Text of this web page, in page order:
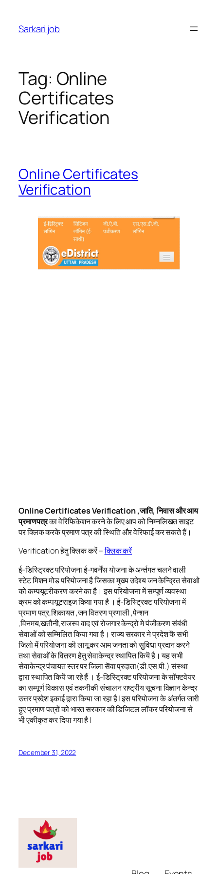
Sarkari job
Tag: Online
Certificates
Verification
Online Certificates
Verification
Online Certificates Verification ,जाति, निवास और आय
प्रमाणपत्रका वेरिफिकेशन करने के लिए आप को निम्नलिखत साइट
पर क्लिक करके प्रमाण पत्र की स्थिति और वेरिफाई कर सकते हैं।
Verification हेतु क्लिक करें –क्लिक करें
ई-डिस्ट्रिक्ट परियोजना ई-गवर्नेंस योजना के अर्न्तगत चलने वाली
स्टेट मिशन मोड परियोजना है जिसका मुख्य उदेश्य जन केन्द्रित सेवाओ
को कम्पयूटरीकरण करने का है। इस परियोजना में सम्पूर्ण व्यवस्था
क्रम को कम्पयूटराइज किया गया है । ई-डिस्ट्रिक्ट परियोजना में
प्रमाण पत्र,शिकायत ,जन वितरण प्रणाली ,पेन्शन
,विनमय,खतौनी,राजस्व वाद एवं रोजगार केन्द्रो मे पंजीकरण संबंधी
सेवाओं को सम्मिलित किया गया है। राज्य सरकार ने प्रदेश कॆ सभी
जिलो में परियोजना कॊ लागू कर आम जनता को सुविधा प्रदान करने
तथा सेवाओं के वितरण हेतु सेवाकेन्द्र स्थापित कियॆ है। यह सभी
सेवाकेन्द्र पंचायत स्तर पर जिला सॆवा प्रदाता(डी.एस.पी.) संस्था
द्वारा स्थापित कियॆ जा रहे हैं । ई-डिस्ट्रिक्ट परियोजना के सॉफ्टवेयर
का सम्पूर्ण विकास एवं तकनीकी संचालन राष्ट्रीय सूचना विज्ञान केन्द्र
उत्तर प्रदेश इकाई द्वारा किया जा रहा है | इस परियोजना के अंतर्गत जारी
हुए प्रमाण पत्रों को भारत सरकार की डिजिटल लॉकर परियोजना से
भी एकीकृत कर दिया गया है |
December 31, 2022